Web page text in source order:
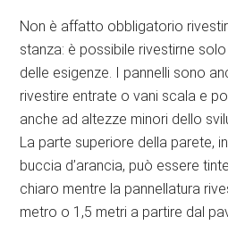
Non è affatto obbligatorio
stanza: è possibile rivestirne
delle esigenze. I pannelli sono
rivestire entrate o vani scala e
anche ad altezze minori dello
La parte superiore della parete,
buccia d’arancia, può essere
chiaro mentre la pannellatura
metro o 1,5 metri a partire dal